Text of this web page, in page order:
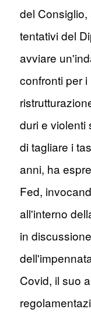
del
tentativi del
avviare
confronti per
duri e violenti
di tagliare i
anni, ha
Fed,
all'interno
in
Covid, il suo